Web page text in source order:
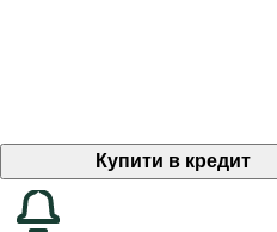
Купити в кредит